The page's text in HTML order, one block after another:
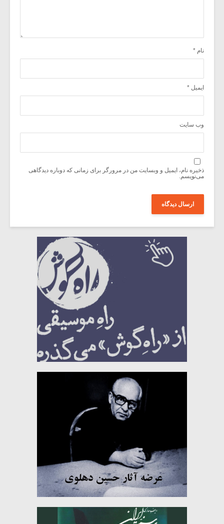
نام *
ایمیل *
وب‌ سایت
ذخیره نام، ایمیل و وبسایت من در مرورگر برای زمانی که دوباره دیدگاهی
می‌نویسم.